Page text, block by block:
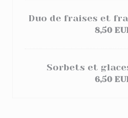
Duo de fraises et
8,50
Sorbets et
6,50